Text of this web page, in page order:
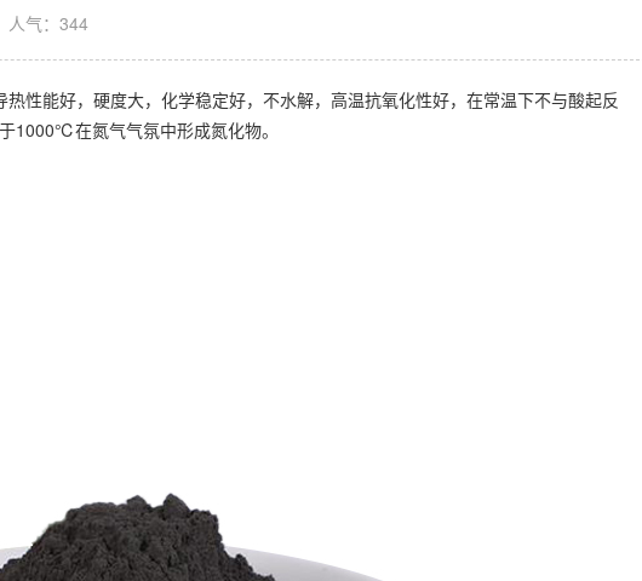
人气： 344
性能好，硬度大，化学稳定好，不水解，高温抗氧化性好，在常温下不与酸起反
1000℃在氮气气氛中形成氮化物。